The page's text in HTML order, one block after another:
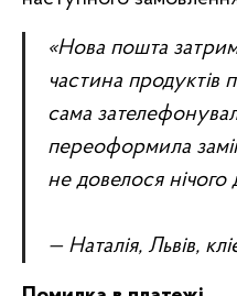
«Нова пошта
частина продуктів
сама
переоформила
не довелося нічого
— Наталія, Львів,